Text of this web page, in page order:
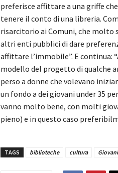
preferisce affittare a una griffe
tenere il conto di una libreria.
risarcitorio ai Comuni, che molto
altri enti pubblici di dare
affittare l’immobile”. E continua:
modello del progetto di qualche
perso a donne che volevano
un fondo a dei giovani under 35
vanno molto bene, con molti
pieno) e in questo caso
TAGS biblioteche cultura Giovani